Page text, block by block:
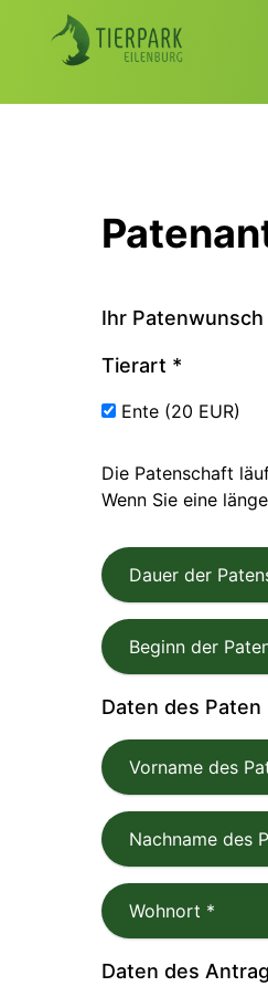
Ihr Patenwunsch
Tierart *
Ente (20 EUR)
Die Patenschaft
Wenn Sie eine
Dauer der
Beginn der
Daten des
Vorname des
Nachname des
Wohnort *
Daten des